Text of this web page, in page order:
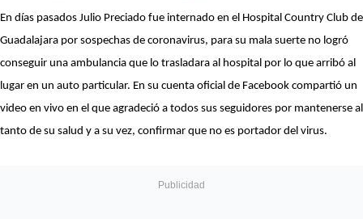
En días pasados Julio Preciado fue internado en el Hospital Country Club de
Guadalajara por sospechas de coronavirus, para su mala suerte no logró
conseguir una ambulancia que lo trasladara al hospital por lo que arribó al
lugar en un auto particular. En su cuenta oficial de Facebook compartió un
video en vivo en el que agradeció a todos sus seguidores por mantenerse al
tanto de su salud y a su vez, confirmar que no es portador del virus.